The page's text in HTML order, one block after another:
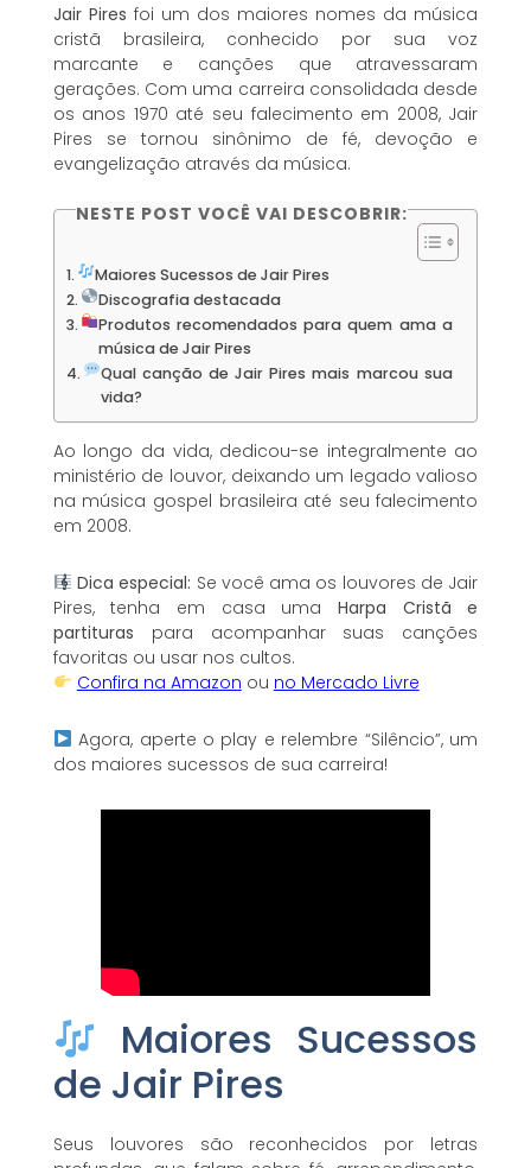
Jair Pires foi um dos maiores nomes da música
cristã brasileira, conhecido por sua voz
marcante e canções que atravessaram
gerações. Com uma carreira consolidada desde
os anos 1970 até seu falecimento em 2008, Jair
Pires se tornou sinônimo de fé, devoção e
evangelização através da música.
NESTE POST VOCÊ VAI DESCOBRIR:
Maiores Sucessos de Jair Pires
Discografia destacada
Produtos recomendados para quem ama a
música de Jair Pires
Qual canção de Jair Pires mais marcou sua
vida?
Ao longo da vida, dedicou-se integralmente ao
ministério de louvor, deixando um legado valioso
na música gospel brasileira até seu falecimento
em 2008.
Dica especial: Se você ama os louvores de Jair
Pires, tenha em casa uma Harpa Cristã e
partituras para acompanhar suas canções
favoritas ou usar nos cultos.
Confira na Amazon ou no Mercado Livre
Agora, aperte o play e relembre “Silêncio”, um
dos maiores sucessos de sua carreira!
Maiores Sucessos
de Jair Pires
Seus louvores são reconhecidos por letras